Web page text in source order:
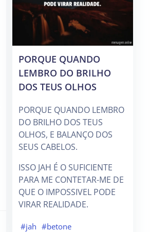
PORQUE QUANDO
LEMBRO DO BRILHO
DOS TEUS OLHOS
PORQUE QUANDO LEMBRO
DO BRILHO DOS TEUS
OLHOS, E BALANÇO DOS
SEUS CABELOS.
ISSO JAH É O SUFICIENTE
PARA ME CONTETAR-ME DE
QUE O IMPOSSIVEL PODE
VIRAR REALIDADE.
#jah #betone